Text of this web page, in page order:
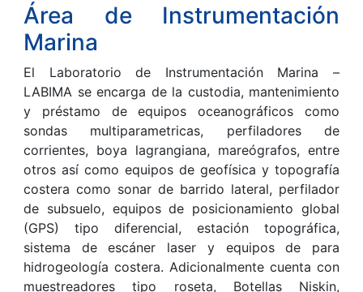
Área de Instrumentación
Marina
El Laboratorio de Instrumentación Marina –
LABIMA se encarga de la custodia, mantenimiento
y préstamo de equipos oceanográficos como
sondas multiparametricas, perfiladores de
corrientes, boya lagrangiana, mareógrafos, entre
otros así como equipos de geofísica y topografía
costera como sonar de barrido lateral, perfilador
de subsuelo, equipos de posicionamiento global
(GPS) tipo diferencial, estación topográfica,
sistema de escáner laser y equipos de para
hidrogeología costera. Adicionalmente cuenta con
muestreadores tipo roseta, Botellas Niskin,